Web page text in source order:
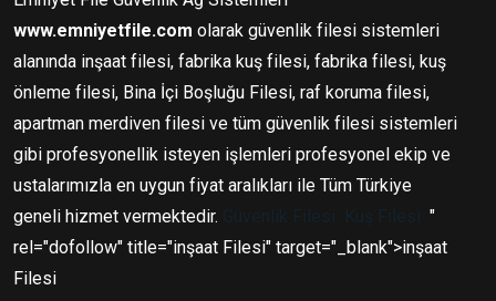
www.emniyetfile.com olarak güvenlik filesi sistemleri
alanında inşaat filesi, fabrika kuş filesi, fabrika filesi, kuş
önleme filesi, Bina İçi Boşluğu Filesi, raf koruma filesi,
apartman merdiven filesi ve tüm güvenlik filesi sistemleri
gibi profesyonellik isteyen işlemleri profesyonel ekip ve
ustalarımızla en uygun fiyat aralıkları ile Tüm Türkiye
geneli hizmet vermektedir.
"
rel="dofollow" title="inşaat Filesi" target="_blank">inşaat
Filesi